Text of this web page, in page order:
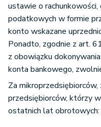
ustawie o
podatkowych w formie
konto wskazane
Ponadto, zgodnie z art.
z obowiązku
konta bankowego,
Za mikroprzedsiębiorców,
przedsiębiorców, którzy
ostatnich lat obrotowych: